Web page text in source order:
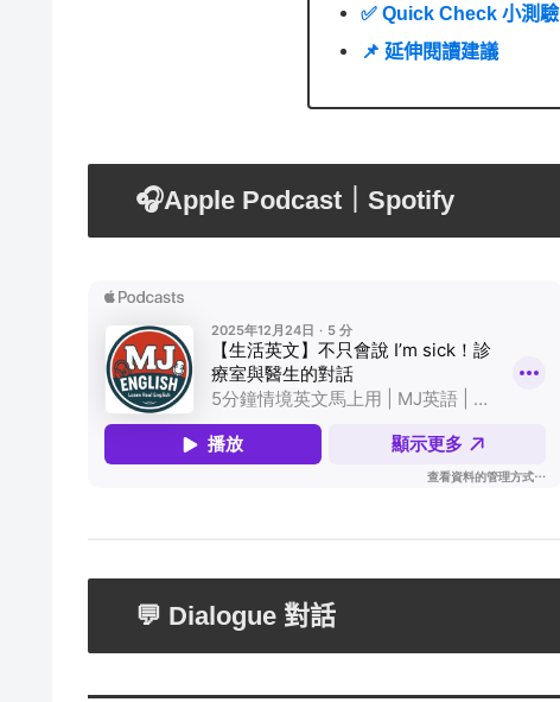
✅ Quick Check 小測驗
📌 延伸閱讀建議
🎧Apple Podcast｜Spotify
💬 Dialogue 對話